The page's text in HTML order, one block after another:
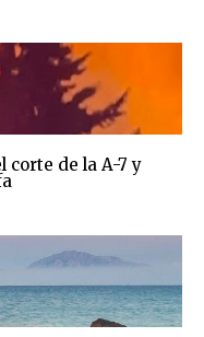
corte de la A-7 y